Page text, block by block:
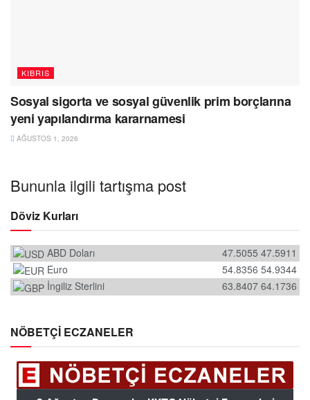
KIBRIS
Sosyal sigorta ve sosyal güvenlik prim borçlarına
yeni yapılandırma kararnamesi
AĞUSTOS 1, 2026
Bununla ilgili tartışma post
Döviz Kurları
ABD Doları 47.5911
47.5055
Euro
54.9344
54.8356
İngiliz Sterlini
64.1736
63.8407
NÖBETÇİ ECZANELER